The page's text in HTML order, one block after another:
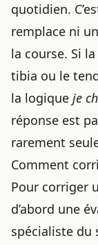
quotidien.
remplace ni un
la course. Si
tibia ou le
la logique je
réponse est
rarement
Comment
Pour corriger
d’abord une
spécialiste du